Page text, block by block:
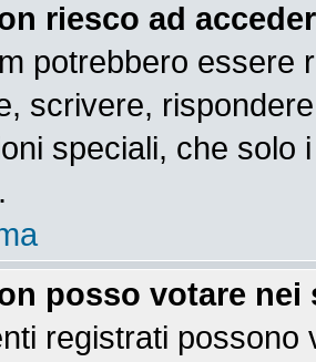
riesco ad
potrebbero essere
scrivere,
speciali, che solo
posso votare nei
registrati